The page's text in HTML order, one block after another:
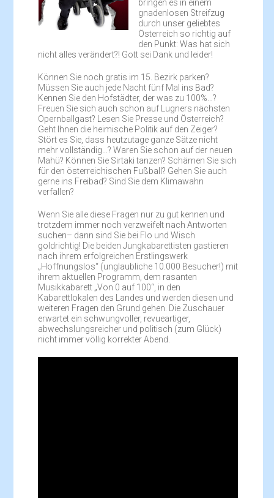
bringen es in einem
gnadenlosen Streifzug
durch unser geliebtes
Österreich so richtig auf
den Punkt: Was hat sich
nicht alles verändert?! Gott sei Dank und leider!
Können Sie noch gratis im 15. Bezirk parken?
Müssen Sie auch jede Nacht fünf Mal ins Bad?
Kennen Sie den Hofstädter, der was zu 100%…?
Freuen Sie sich auch schon auf Lugners nächsten
Opernballgast? Lesen Sie Presse und Österreich?
Geht Ihnen die heimische Politik auf den Zeiger?
Stört es Sie, dass heutzutage ganze Sätze nicht
mehr vollständig…? Waren Sie schon auf der neuen
Mahü? Können Sie Sirtaki tanzen? Schämen Sie sich
für den österreichischen Fußball? Gehen Sie auch
gerne ins Freibad? Sind Sie dem Klimawahn
verfallen?
Wenn Sie alle diese Fragen nur zu gut kennen und
trotzdem immer noch verzweifelt nach Antworten
suchen– dann sind Sie bei Flo und Wisch
goldrichtig! Die beiden Jungkabarettisten gastieren
nach ihrem erfolgreichen Erstlingswerk
„Hoffnungslos“ (unglaubliche 10.000 Besucher!) mit
ihrem aktuellen Programm, dem rasanten
Musikkabarett „Von 0 auf 100“, in den
Kabarettlokalen des Landes und werden diesen und
weiteren Fragen den Grund gehen. Die Zuschauer
erwartet ein schwungvoller, revueartiger,
abwechslungsreicher und politisch (zum Glück)
nicht immer völlig korrekter Abend.